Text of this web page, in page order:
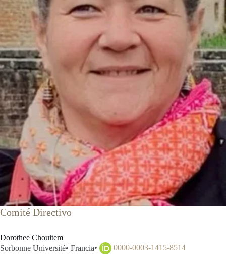
Comité Directivo
Dorothee Chouitem
Sorbonne Université• Francia• 0000-0003-1415-8514